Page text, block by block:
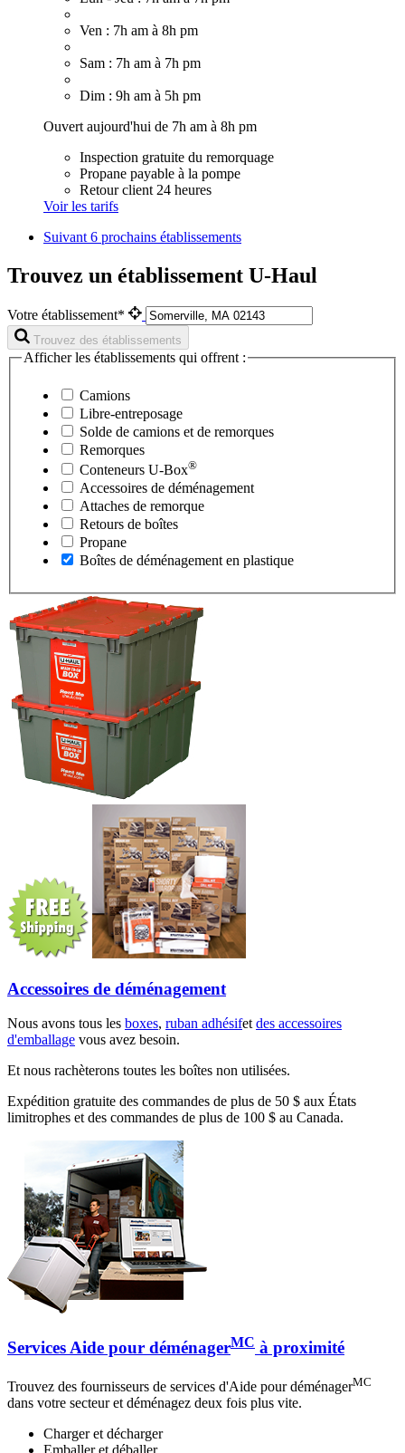
Ven : 7h am à 8h pm
Sam : 7h am à 7h pm
Dim : 9h am à 5h pm
Ouvert aujourd'hui de 7h am à 8h pm
Inspection gratuite du remorquage
Propane payable à la pompe
Retour client 24 heures
Voir les tarifs
Suivant6 prochains établissements
Trouvez un établissement U-Haul
Votre établissement*
Trouvez des établissements
Afficher les établissements qui offrent :
Camions
Libre-entreposage
Solde de camions et de remorques
Remorques
Conteneurs U-Box®
Accessoires de déménagement
Attaches de remorque
Retours de boîtes
Propane
Boîtes de déménagement en plastique
Accessoires de déménagement
Nous avons tous les boxes, ruban adhésifet des accessoires
d'emballage vous avez besoin.
Et nous rachèterons toutes les boîtes non utilisées.
Expédition gratuite des commandes de plus de 50 $ aux États
limitrophes et des commandes de plus de 100 $ au Canada.
Services Aide pour déménagerMC à proximité
Trouvez des fournisseurs de services d'Aide pour déménagerMC
dans votre secteur et déménagez deux fois plus vite.
Charger et décharger